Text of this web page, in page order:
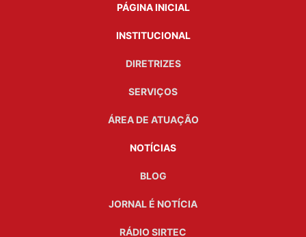
PÁGINA INICIAL
INSTITUCIONAL
DIRETRIZES
SERVIÇOS
ÁREA DE ATUAÇÃO
NOTÍCIAS
BLOG
JORNAL É NOTÍCIA
RÁDIO SIRTEC